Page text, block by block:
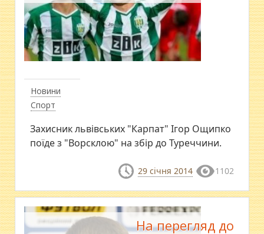
Новини
Спорт
Захисник львівських "Карпат" Ігор Ощипко
поїде з "Ворсклою" на збір до Туреччини.
29 січня 2014 1102
На перегляд до